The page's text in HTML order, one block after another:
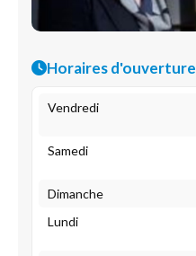
Horaires d'ouverture
Vendredi
Samedi
Dimanche
Lundi